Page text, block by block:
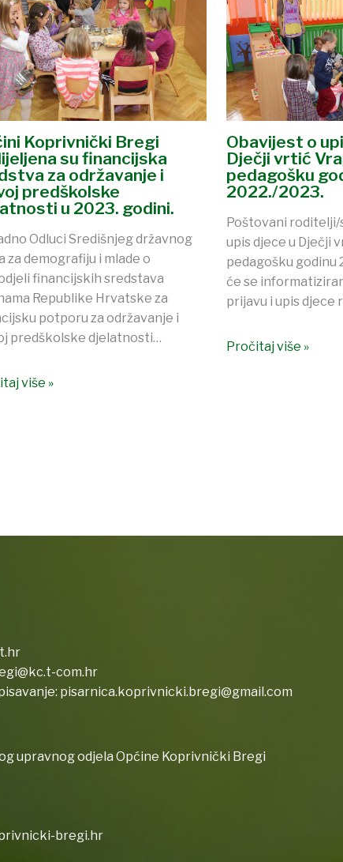
Koprivnički Bregi
su financijska
za održavanje i
predškolske
u 2023. godini.
Odluci Središnjeg državnog
za demografiju i mlade o
financijskih sredstava
Republike Hrvatske za
potporu za održavanje i
predškolske djelatnosti…
više »
Obavijest o
Dječji vrtić
pedagošku
2022./2023.
Poštovani
upis djece u Dječji
pedagošku godinu
će se
prijavu i upis djece
Pročitaj više »
com.hr
pisarnica.koprivnicki.bregi@gmail.com
upravnog odjela Općine Koprivnički Bregi
bregi.hr